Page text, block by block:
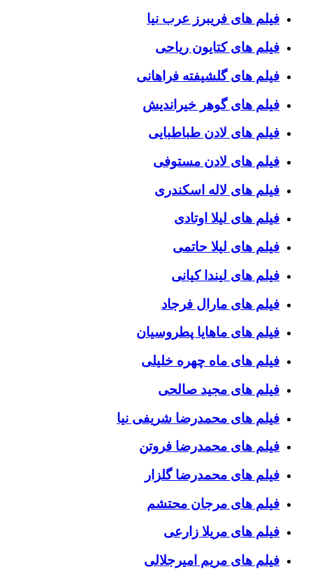
فیلم های فریبرز عرب نیا
فیلم های کتایون ریاحی
فیلم های گلشیفته فراهانی
فیلم های گوهر خیراندیش
فیلم های لادن طباطبایی
فیلم های لادن مستوفی
فیلم های لاله اسکندری
فیلم های لیلا اوتادی
فیلم های لیلا حاتمی
فیلم های لیندا کیانی
فیلم های مارال فرجاد
فیلم های ماهایا پطروسیان
فیلم های ماه چهره خلیلی
فیلم های مجید صالحی
فیلم های محمدرضا شریفی نیا
فیلم های محمدرضا فروتن
فیلم های محمدرضا گلزار
فیلم های مرجان محتشم
فیلم های مریلا زارعی
فیلم های مریم امیرجلالی